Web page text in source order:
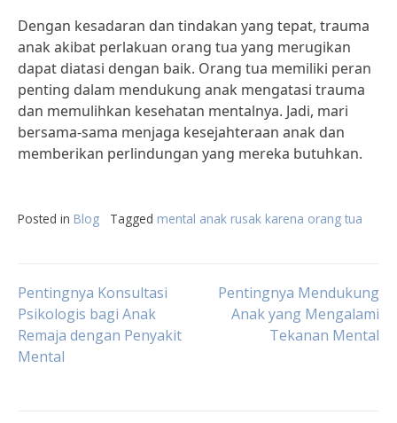
Dengan kesadaran dan tindakan yang tepat, trauma
anak akibat perlakuan orang tua yang merugikan
dapat diatasi dengan baik. Orang tua memiliki peran
penting dalam mendukung anak mengatasi trauma
dan memulihkan kesehatan mentalnya. Jadi, mari
bersama-sama menjaga kesejahteraan anak dan
memberikan perlindungan yang mereka butuhkan.
Posted in Blog Tagged mental anak rusak karena orang tua
Post
navigation
Pentingnya Konsultasi
Psikologis bagi Anak
Remaja dengan Penyakit
Mental
Pentingnya Mendukung
Anak yang Mengalami
Tekanan Mental